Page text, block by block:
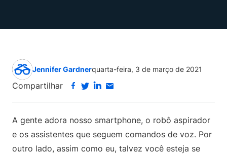
Jennifer Gardnerquarta-feira, 3 de março de 2021
Compartilhar
A gente adora nosso smartphone, o robô aspirador
e os assistentes que seguem comandos de voz. Por
outro lado, assim como eu, talvez você esteja se